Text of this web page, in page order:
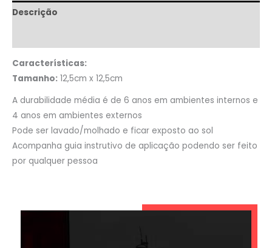
Descrição
Características:
Tamanho: 12,5cm x 12,5cm
A durabilidade média é de 6 anos em ambientes internos e
4 anos em ambientes externos
Pode ser lavado/molhado e ficar exposto ao sol
Acompanha guia instrutivo de aplicação podendo ser feito
por qualquer pessoa